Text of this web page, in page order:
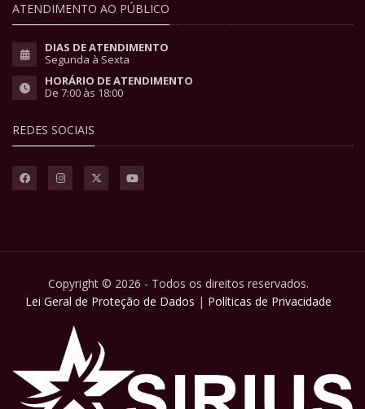
ATENDIMENTO AO PÚBLICO
DIAS DE ATENDIMENTO
Segunda à Sexta
HORÁRIO DE ATENDIMENTO
De 7:00 às 18:00
REDES SOCIAIS
Copyright © 2026 - Todos os direitos reservados.
Lei Geral de Proteção de Dados | Políticas de Privacidade